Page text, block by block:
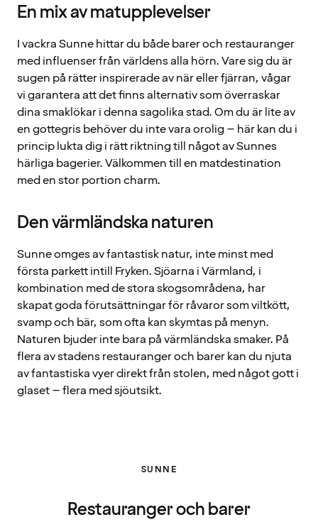
En mix av matupplevelser
I vackra Sunne hittar du både barer och restauranger
med influenser från världens alla hörn. Vare sig du är
sugen på rätter inspirerade av när eller fjärran, vågar
vi garantera att det finns alternativ som överraskar
dina smaklökar i denna sagolika stad. Om du är lite av
en gottegris behöver du inte vara orolig – här kan du i
princip lukta dig i rätt riktning till något av Sunnes
härliga bagerier. Välkommen till en matdestination
med en stor portion charm.
Den värmländska naturen
Sunne omges av fantastisk natur, inte minst med
första parkett intill Fryken. Sjöarna i Värmland, i
kombination med de stora skogsområdena, har
skapat goda förutsättningar för råvaror som viltkött,
svamp och bär, som ofta kan skymtas på menyn.
Naturen bjuder inte bara på värmländska smaker. På
flera av stadens restauranger och barer kan du njuta
av fantastiska vyer direkt från stolen, med något gott i
glaset – flera med sjöutsikt.
SUNNE
Restauranger och barer